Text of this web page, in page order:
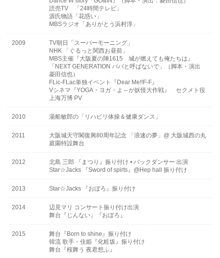
読売TV 「24時間テレビ」
源氏物語「花惑い」
MBSラジオ「ありがとう浜村淳」
2009
TV朝日「スーパーモーニング」
NHK 「ぐるっと関西お昼前」
MBS主催『大阪夏の陣1615 城が燃えても俺たちは』
「NEXT GENERATION パパと呼ばないで」（脚本・演出
菱田信也）
FLic-FLac単独イベント『Dear Me!!F-F』
Vシネマ『YOGA・ヨガ・よ～が妖怪大作戦』 セクメト役
上海万博 PV
2010 湯船敏郎の「リハビリ体操＆健康ダンス」
2011
大阪城天守閣復興80周年記念 「浪速の夢」@ 大阪城西の丸
庭園特設舞台
2012
北島 三郎 『まつり』振り付け • バックダンサー 出演
Star☆Jacks 『Sword of spirts』@Hep hall 振り付け
2013 Star☆Jacks 『おぼろ』振り付け
2014
辺見マリ コンサート振り付け出演
舞台『じんない』『おぼろ』
2015
舞台『Born to shine』振り付け
韓流 歌手・佳姫『化粧坂』振り付け
舞台『桜舞う 夜君想ふ』